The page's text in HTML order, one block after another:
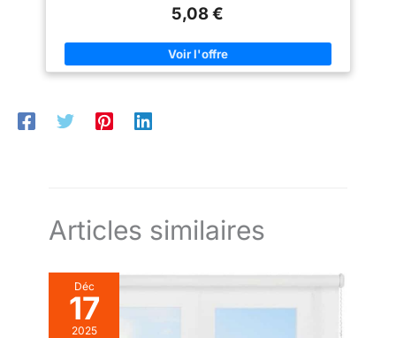
bleu foncé, dans des longueurs
de 100 cm, 130 cm, 150 cm et
cm à 120 cm tous les 5 cm.
vent et à la pluie Utilisables aussi bien en intérieur qu'en
de thé et les balcons, ils offrent une protection solaire et une
ventilation efficaces Installation facile grâce à des fixations
faciles à utiliser, permettant une installation rapide et sans
5,08 €
Articles similaires
Déc
17
2025